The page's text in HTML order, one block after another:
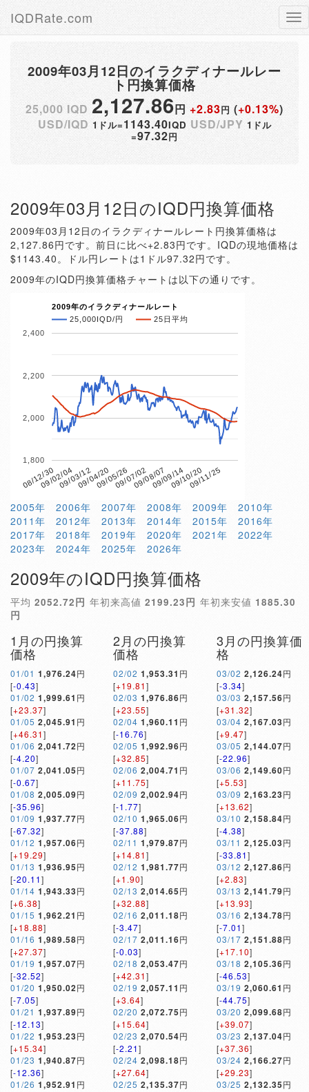
IQDRate.com
2009年03月12日のイラクディナールレー
ト円換算価格
25,000 IQD 2,127.86円+2.83円 (+0.13%)
USD/IQD 1ドル=1143.40IQD USD/JPY 1ドル
=97.32円
2009年03月12日のIQD円換算価格
2009年03月12日のイラクディナールレート円換算価格は
2,127.86円です。前日に比べ+2.83円です。IQDの現地価格は
$1143.40。ドル円レートは1ドル97.32円です。
2009年のIQD円換算価格チャートは以下の通りです。
2009年のイラクディナールレート
25,000IQD/円
25日平均
08/12/3009/02/0409/03/1209/04/2009/05/2609/07/0209/08/0709/09/1409/10/2009/11/25
1,800
2,000
2,200
2,400
2005年 2006年 2007年 2008年 2009年
2010年
2011年
2012年 2013年 2014年 2015年
2016年
2017年
2018年 2019年 2020年 2021年
2022年
2023年
2024年 2025年 2026年
2009年のIQD円換算価格
平均 2052.72円 年初来高値 2199.23円 年初来安値 1885.30
円
1月の円換算
価格
01/01 1,976.24円
[-0.43]
01/02 1,999.61 円
[+23.37]
01/05 2,045.91 円
[+46.31]
01/06 2,041.72円
[-4.20]
01/07 2,041.05円
[-0.67]
01/08 2,005.09円
[-35.96]
01/09 1,937.77円
[-67.32]
01/12 1,957.06円
[+19.29]
01/13 1,936.95円
[-20.11]
01/14 1,943.33円
[+6.38]
01/15 1,962.21 円
[+18.88]
01/16 1,989.58円
[+27.37]
01/19 1,957.07円
[-32.52]
01/20 1,950.02円
[-7.05]
01/21 1,937.89円
[-12.13]
01/22 1,953.23円
[+15.34]
01/23 1,940.87円
[-12.36]
01/26 1,952.91 円
2月の円換算
価格
02/02 1,953.31 円
[+19.81]
02/03 1,976.86円
[+23.55]
02/04 1,960.11 円
[-16.76]
02/05 1,992.96円
[+32.85]
02/06 2,004.71 円
[+11.75]
02/09 2,002.94円
[-1.77]
02/10 1,965.06円
[-37.88]
02/11 1,979.87円
[+14.81]
02/12 1,981.77円
[+1.90]
02/13 2,014.65円
[+32.88]
02/16 2,011.18円
[-3.47]
02/17 2,011.16円
[-0.03]
02/18 2,053.47円
[+42.31]
02/19 2,057.11 円
[+3.64]
02/20 2,072.75円
[+15.64]
02/23 2,070.54円
[-2.21]
02/24 2,098.18円
[+27.64]
02/25 2,135.37円
3月の円換算価
格
03/02 2,126.24円
[-3.34]
03/03 2,157.56円
[+31.32]
03/04 2,167.03円
[+9.47]
03/05 2,144.07円
[-22.96]
03/06 2,149.60円
[+5.53]
03/09 2,163.23円
[+13.62]
03/10 2,158.84円
[-4.38]
03/11 2,125.03円
[-33.81]
03/12 2,127.86円
[+2.83]
03/13 2,141.79円
[+13.93]
03/16 2,134.78円
[-7.01]
03/17 2,151.88円
[+17.10]
03/18 2,105.36円
[-46.53]
03/19 2,060.61 円
[-44.75]
03/20 2,099.68円
[+39.07]
03/23 2,137.04円
[+37.36]
03/24 2,166.27円
[+29.23]
03/25 2,132.35円